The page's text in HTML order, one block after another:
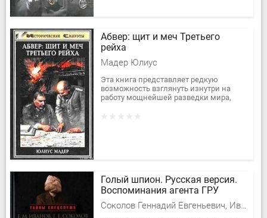
Абвер: щит и меч Третьего
рейха
Мадер Юлиус
Эта книга представляет редкую
возможность взглянуть изнутри на
работу мощнейшей разведки мира,
Голый шпион. Русская версия.
Воспоминания агента ГРУ
Соколов Геннадий Евгеньевич, Иванов Евгений Михайлович, Иванов Евгений Геннадьевич